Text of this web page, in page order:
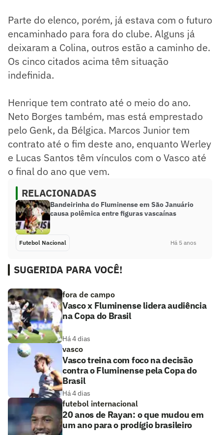
Parte do elenco, porém, já estava com o futuro
encaminhado para fora do clube. Alguns já
deixaram a Colina, outros estão a caminho de.
Os cinco citados acima têm situação
indefinida.
Henrique tem contrato até o meio do ano.
Neto Borges também, mas está emprestado
pelo Genk, da Bélgica. Marcos Junior tem
contrato até o fim deste ano, enquanto Werley
e Lucas Santos têm vínculos com o Vasco até
o final do ano que vem.
RELACIONADAS
Bandeirinha do Fluminense em São Januário
causa polêmica entre figuras vascaínas
Futebol Nacional Há 5 anos
SUGERIDA PARA VOCÊ!
fora de campo
Vasco x Fluminense lidera audiência
na Copa do Brasil
Há 4 dias
vasco
Vasco treina com foco na decisão
contra o Fluminense pela Copa do
Brasil
Há 4 dias
futebol internacional
20 anos de Rayan: o que mudou em
um ano para o prodígio brasileiro